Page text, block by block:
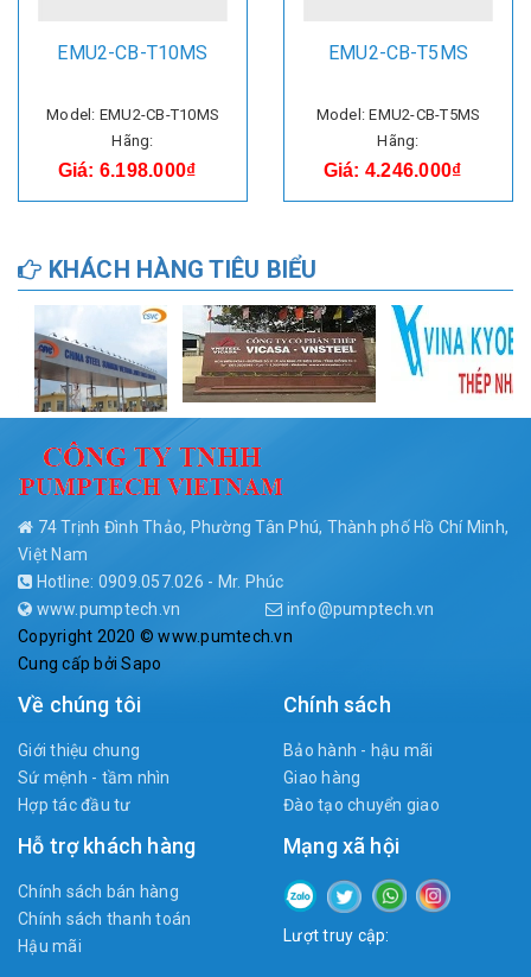
EMU2-CB-T10MS
Model: EMU2-CB-T10MS
Hãng:
Giá: 6.198.000₫
EMU2-CB-T5MS
Model: EMU2-CB-T5MS
Hãng:
Giá: 4.246.000₫
KHÁCH HÀNG TIÊU BIỂU
74 Trịnh Đình Thảo, Phường Tân Phú, Thành phố Hồ Chí Minh,
Việt Nam
Hotline: 0909.057.026 - Mr. Phúc
www.pumptech.vn
info@pumptech.vn
Copyright 2020 © www.pumtech.vn
Cung cấp bởiSapo
Về chúng tôi
Giới thiệu chung
Sứ mệnh - tầm nhìn
Hợp tác đầu tư
Chính sách
Bảo hành - hậu mãi
Giao hàng
Đào tạo chuyển giao
Hỗ trợ khách hàng
Chính sách bán hàng
Chính sách thanh toán
Hậu mãi
Mạng xã hội
Lượt truy cập: